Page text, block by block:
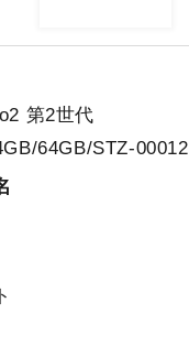
第2世代
64GB/STZ-00012